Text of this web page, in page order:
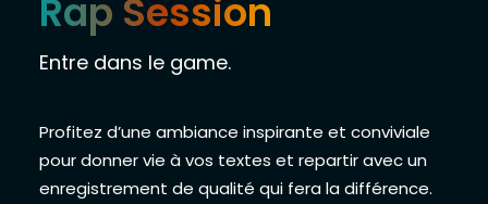
Rap Session
Entre dans le game.
Profitez d’une ambiance inspirante et conviviale
pour donner vie à vos textes et repartir avec un
enregistrement de qualité qui fera la différence.